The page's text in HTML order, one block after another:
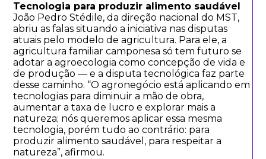
Tecnologia para produzir alimento saudável
João Pedro Stédile, da direção nacional do MST,
abriu as falas situando a iniciativa nas disputas
atuais pelo modelo de agricultura. Para ele, a
agricultura familiar camponesa só tem futuro se
adotar a agroecologia como concepção de vida e
de produção — e a disputa tecnológica faz parte
desse caminho. “O agronegócio está aplicando em
tecnologias para diminuir a mão de obra,
aumentar a taxa de lucro e explorar mais a
natureza; nós queremos aplicar essa mesma
tecnologia, porém tudo ao contrário: para
produzir alimento saudável, para respeitar a
natureza”, afirmou.